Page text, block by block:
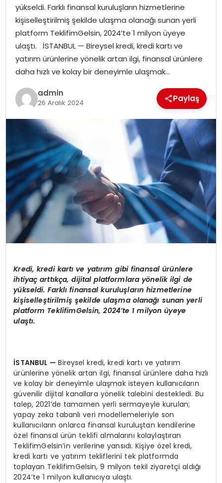
MAGAZIN
SAĞLIK
SOSYAL HABER
yükseldi. Farklı finansal kuruluşların hizmetlerine
kişiselleştirilmiş şekilde ulaşma olanağı sunan yerli
platform TeklifimGelsin, 2024’te 1 milyon üyeye
ulaştı. İSTANBUL — Bireysel kredi, kredi kartı ve
yatırım ürünlerine yönelik artan ilgi, finansal ürünlere
daha hızlı ve kolay bir deneyimle ulaşmak…
admin
26 Aralık 2024 Paylaş
Kredi, kredi kartı ve yatırım gibi finansal ürünlere
ihtiyaç arttıkça, dijital platformlara yönelik ilgi de
yükseldi. Farklı finansal kuruluşların hizmetlerine
kişiselleştirilmiş şekilde ulaşma olanağı sunan yerli
platform TeklifimGelsin, 2024’te 1 milyon üyeye
ulaştı.
İSTANBUL —Bireysel kredi, kredi kartı ve yatırım
ürünlerine yönelik artan ilgi, finansal ürünlere daha hızlı
ve kolay bir deneyimle ulaşmak isteyen kullanıcıların
güvenilir dijital kanallara yönelik talebini destekledi. Bu
talep, 2021’de tamamen yerli sermayeyle kurulan;
yapay zeka tabanlı veri modellemeleriyle son
kullanıcıların onlarca finansal kuruluştan kendilerine
özel finansal ürün teklifi almalarını kolaylaştıran
TeklifimGelsin’in verilerine yansıdı. Kişiye özel kredi,
kredi kartı ve yatırım tekliflerini tek platformda
toplayan TeklifimGelsin, 9 milyon tekil ziyaretçi aldığı
2024’te 1 milyon kullanıcıya ulaştı.